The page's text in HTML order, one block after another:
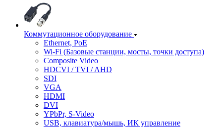
Коммутационное оборудование
Ethernet, PoE
Wi-Fi (Базовые станции, мосты, точки доступа)
Composite Video
HDCVI / TVI / AHD
SDI
VGA
HDMI
DVI
YPbPr, S-Video
USB, клавиатура/мышь, ИК управление